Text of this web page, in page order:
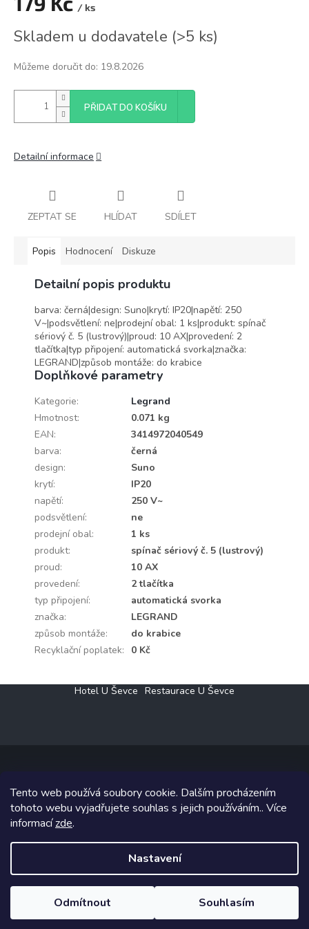
Tento web používá soubory cookie. Dalším procházením
tohoto webu vyjadřujete souhlas s jejich používáním.. Více
informacízde.
Nastavení
Odmítnout Souhlasím
/ ks
cena:
Skladem u dodavatele (>5 ks)
Můžeme doručit do: 19.8.2026
PŘIDAT DO KOŠÍKU
Detailní informace
ZEPTAT SE HLÍDAT SDÍLET
Popis Hodnocení Diskuze
Detailní popis produktu
barva: černá|design: Suno|krytí: IP20|napětí: 250
V~|podsvětlení: ne|prodejní obal: 1 ks|produkt: spínač
sériový č. 5 (lustrový)|proud: 10 AX|provedení: 2
tlačítka|typ připojení: automatická svorka|značka:
LEGRAND|způsob montáže: do krabice
Doplňkové parametry
Kategorie:
Legrand
Hmotnost:
0.071 kg
EAN:
3414972040549
barva:
černá
design:
Suno
krytí:
IP20
napětí:
250 V~
podsvětlení:
ne
prodejní obal:
1 ks
produkt:
spínač sériový č. 5 (lustrový)
proud:
10 AX
provedení:
2 tlačítka
typ připojení:
automatická svorka
značka:
LEGRAND
způsob montáže:
do krabice
Recyklační poplatek: 0 Kč
Hotel U Ševce Restaurace U Ševce
Copyright 2026Elektro Klesný s.r.o.. Všechna práva vyhrazena.
Grafický návrh vytvořil a na Shoptet implementoval
Shoptetak.cz.
Vytvořil Shoptet